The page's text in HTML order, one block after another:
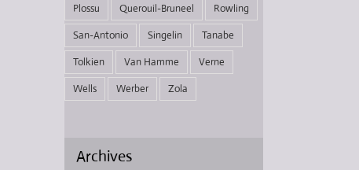
Plossu
Querouil-Bruneel
Rowling
San-Antonio
Singelin
Tanabe
Tolkien
Van Hamme
Verne
Wells
Werber Zola
Archives